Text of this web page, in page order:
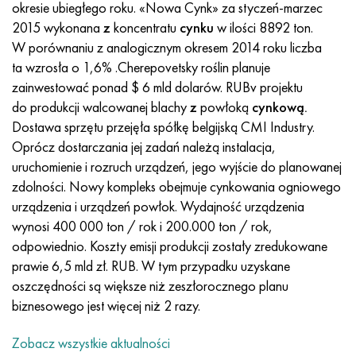
okresie ubiegłego roku. «Nowa Cynk» za styczeń-marzec
2015 wykonana z koncentratu cynku w ilości 8892 ton.
W porównaniu z analogicznym okresem 2014 roku liczba
ta wzrosła o 1,6% .Cherepovetsky roślin planuje
zainwestować ponad $ 6 mld dolarów. RUBv projektu
do produkcji walcowanej blachy z powłoką cynkową.
Dostawa sprzętu przejęła spółkę belgijską CMI Industry.
Oprócz dostarczania jej zadań należą instalacja,
uruchomienie i rozruch urządzeń, jego wyjście do planowanej
zdolności. Nowy kompleks obejmuje cynkowania ogniowego
urządzenia i urządzeń powłok. Wydajność urządzenia
wynosi 400 000 ton / rok i 200.000 ton / rok,
odpowiednio. Koszty emisji produkcji zostały zredukowane
prawie 6,5 mld zł. RUB. W tym przypadku uzyskane
oszczędności są większe niż zeszłorocznego planu
biznesowego jest więcej niż 2 razy.
Zobacz wszystkie aktualności
Incotherm
Incotest
Jette M152
Kobalt 6B
marowanie 250
Rene 41
Marażowanie 300
Marażowanie 350
47nd
47НХР
49KF
49K2F, 49K2FA-VI
Stop 50N
Stop 50NP
50NHS
Stop 52N
HN62VMYUT
HN62MVKYU
HN63MB
XN65VM
HN65VMTYU
KhN67MVTYu
KhN68VKTYU
KhN68VMTYUK-vd
WT-35
PT-1M
PT-3V
PT-7M
2B
SPT-2 sv
AT3
3M
1.4466 - AISI 310MoLn
Stop Al6xn
15-7Ph® - 1.4532
PH 13-8 Mo - 1,4534
1.4542 - 17-4Ph®
Custom 455® - 1.4543 - uns 45500
1.4545 - 15-5Ph®
1.4548 - 17-4Ph®
10X17H13M3T
10X18N18Yu4D
11X11N2V2MF
12X18H9T
13H11N2V2MF
15x11mf
15х12vnmf
15Х12Н2MVFAB
2,0872, CuNi10Fe1Mn, Cw352h
Silikonowy brąz aluminiowy
CW301G, C64200
brąz krzemowy
C65500, CuAl11Fe3
C65620, CuSi3Fe2Zn3
C65100, CuSi1,5
Brąz cynowo-ołowiowy
Czerwony mosiądz
C84400, CuSn2ZnPb
C83600, CuSn5ZnPb
45G2, 45g2, AISI 1144
Stal konstrukcyjna stopowa
10g2, 10g2, AISI 1513
12X2H4A, 15NiCr13, 1.5752
AC14, 11SMnPb30
20G, 20min5
20XH3A, AISI 4320, 20hn3a
20HM, 24CrMo5, 20hm
Р6М5, 1.3343, hs6-5-2, sw7m
Р6М5К5, 1.3243, hs6-5-2-5
R6M5F3, 1.3344, hs6-5-3
Р9М4К8,1.3207
R12F3, 1.3318, sw12
P18, 1.3355, hs18-0-1, sw18
Stal węglowa
У10,1.1645, C105W1